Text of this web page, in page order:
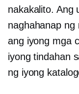
nakakalito. Ang
naghahanap
ang iyong mga
iyong tindahan
ng iyong